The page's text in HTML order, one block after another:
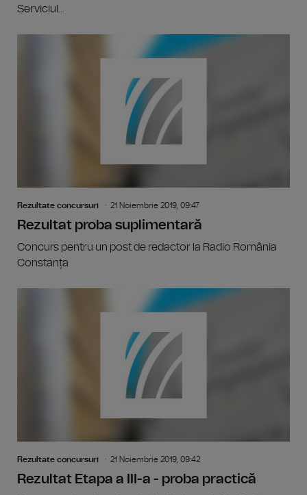
Serviciul...
Rezultate concursuri 21 Noiembrie 2019, 09:47
Rezultat proba suplimentară
Concurs pentru un post de redactor la Radio România
Constanța
Rezultate concursuri 21 Noiembrie 2019, 09:42
Rezultat Etapa a III-a - proba practică